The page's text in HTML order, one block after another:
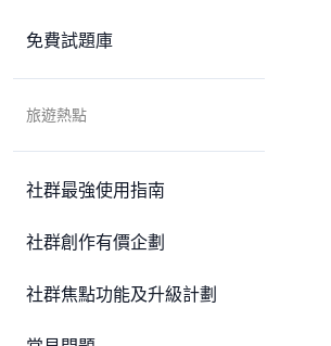
免費試題庫
旅遊熱點
社群最強使用指南
社群創作有價企劃
社群焦點功能及升級計劃